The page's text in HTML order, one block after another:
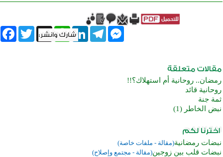
Twitter X
WhatsAppLinkedInTelegram
Messenger
رمضان.. روحانية أم استهلاك؟!!
روحانية قائد
ثمة جنة
نبض الخاطر (1)
نبضات رمضانية(مقالة - ملفات خاصة)
نبضات قلب بين زوجين(مقالة - مجتمع وإصلاح)